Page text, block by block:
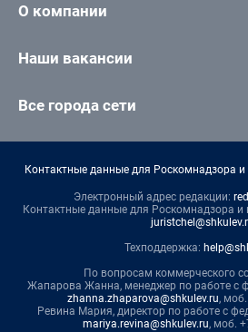
О компании
Наши вакансии
Все города сети
Контактные данные для Роскомнадзора и
Электронный адрес редакции:
Контактные данные для Роскомнадзора и
Техподдержка:
По вопросам коммерческого
Жапарова Жанна, менеджер по работе с
zhanna.zhaparova@shkulev.ru,
Ревина Мария, директор по работе с
mariya.revina@shkulev.ru, моб.